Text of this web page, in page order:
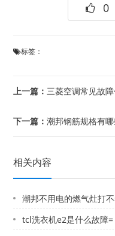
0
标签：
上一篇：三菱空调常见故障
下一篇：潮邦钢筋规格有
相关内容
潮邦不用电的燃气灶打不着火
tcl洗衣机e2是什么故障=